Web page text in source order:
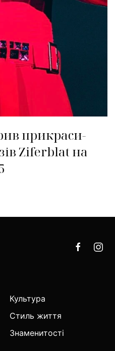
прикраси-
Ziferblat на
Культура
Стиль життя
Знаменитості